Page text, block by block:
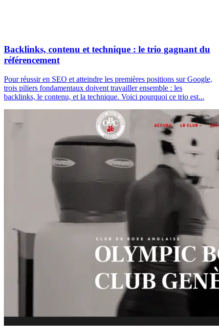
Backlinks, contenu et technique : le trio gagnant du
référencement
Pour réussir en SEO et atteindre les premières positions sur Google,
trois piliers fondamentaux doivent travailler ensemble : les
backlinks, le contenu, et la technique. Voici pourquoi ce trio est...